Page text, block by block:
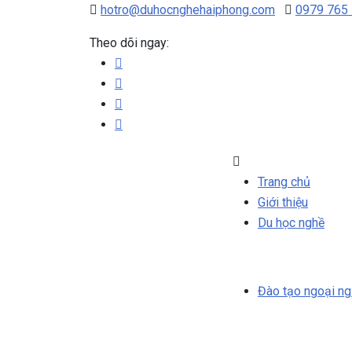
hotro@duhocnghehaiphong.com 0979 765
Theo dõi ngay:
Trang chủ
Giới thiệu
Du học nghề
Đào tạo ngoại